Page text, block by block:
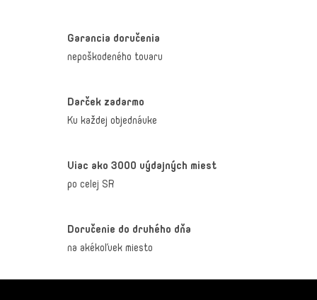
Garancia doručenia
nepoškodeného tovaru
Darček zadarmo
Ku každej objednávke
Viac ako 3000 výdajných miest
po celej SR
Doručenie do druhého dňa
na akékoľvek miesto